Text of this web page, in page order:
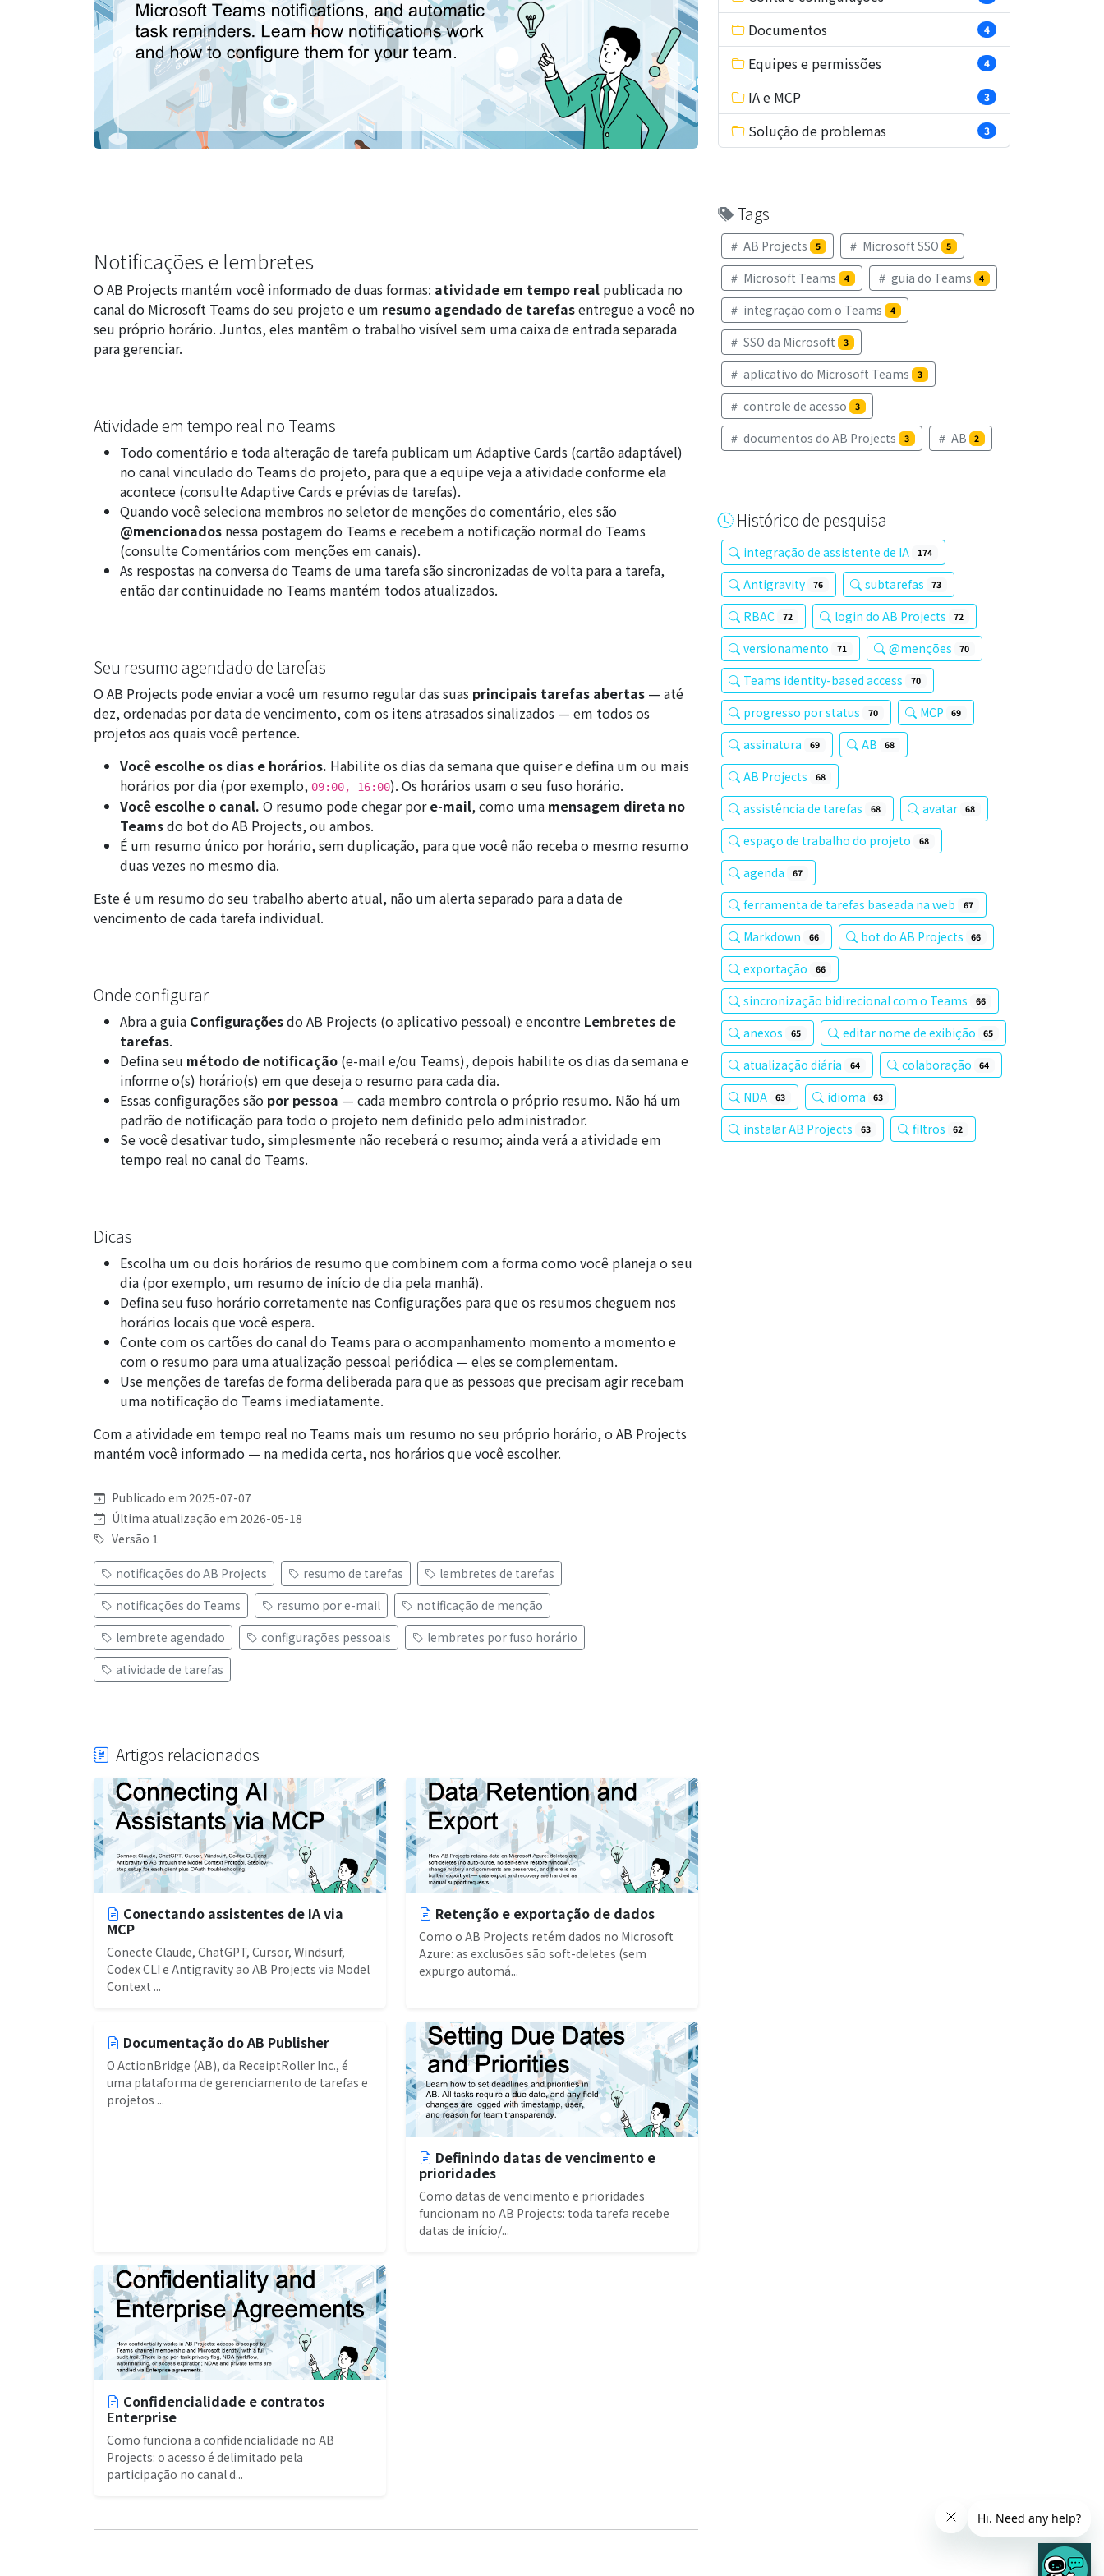
Notificações e lembretes
O AB Projects mantém você informado de duas formas: atividade em tempo real publicada no
canal do Microsoft Teams do seu projeto e um resumo agendado de tarefasentregue a você no
seu próprio horário. Juntos, eles mantêm o trabalho visível sem uma caixa de entrada separada
para gerenciar.
Atividade em tempo real no Teams
Todo comentário e toda alteração de tarefa publicam um Adaptive Cards (cartão adaptável)
no canal vinculado do Teams do projeto, para que a equipe veja a atividade conforme ela
acontece (consulteAdaptive Cards e prévias de tarefas).
Quando você seleciona membros no seletor de menções do comentário, eles são
@mencionados nessa postagem do Teams e recebem a notificação normal do Teams
(consulteComentários com menções em canais).
As respostas na conversa do Teams de uma tarefa são sincronizadas de volta para a tarefa,
então dar continuidade no Teams mantém todos atualizados.
Seu resumo agendado de tarefas
O AB Projects pode enviar a você um resumo regular das suas principais tarefas abertas — até
dez, ordenadas por data de vencimento, com os itens atrasados sinalizados — em todos os
projetos aos quais você pertence.
Você escolhe os dias e horários. Habilite os dias da semana que quiser e defina um ou mais
horários por dia (por exemplo, 09:00, 16:00). Os horários usam o seu fuso horário.
Você escolhe o canal. O resumo pode chegar pore-mail, como uma mensagem direta no
Teamsdo bot do AB Projects, ou ambos.
É um resumo único por horário, sem duplicação, para que você não receba o mesmo resumo
duas vezes no mesmo dia.
Este é um resumo do seu trabalho aberto atual, não um alerta separado para a data de
vencimento de cada tarefa individual.
Onde configurar
Abra a guia Configuraçõesdo AB Projects (o aplicativo pessoal) e encontre Lembretes de
tarefas.
Defina seu método de notificação (e-mail e/ou Teams), depois habilite os dias da semana e
informe o(s) horário(s) em que deseja o resumo para cada dia.
Essas configurações são por pessoa — cada membro controla o próprio resumo. Não há um
padrão de notificação para todo o projeto nem definido pelo administrador.
Se você desativar tudo, simplesmente não receberá o resumo; ainda verá a atividade em
tempo real no canal do Teams.
Dicas
Escolha um ou dois horários de resumo que combinem com a forma como você planeja o seu
dia (por exemplo, um resumo de início de dia pela manhã).
Defina seu fuso horário corretamente nas Configurações para que os resumos cheguem nos
horários locais que você espera.
Conte com os cartões do canal do Teams para o acompanhamento momento a momento e
com o resumo para uma atualização pessoal periódica — eles se complementam.
Use menções de tarefas de forma deliberada para que as pessoas que precisam agir recebam
uma notificação do Teams imediatamente.
Com a atividade em tempo real no Teams mais um resumo no seu próprio horário, o AB Projects
mantém você informado — na medida certa, nos horários que você escolher.
Publicado em 2025-07-07
Última atualização em 2026-05-18
Versão 1
notificações do AB Projects resumo de tarefas
lembretes de tarefas
notificações do Teams
resumo por e-mail
notificação de menção
lembrete agendado
configurações pessoais
lembretes por fuso horário
atividade de tarefas
Artigos relacionados
Conectando assistentes de IA via
MCP
Conecte Claude, ChatGPT, Cursor, Windsurf,
Codex CLI e Antigravity ao AB Projects via Model
Context ...
Retenção e exportação de dados
Como o AB Projects retém dados no Microsoft
Azure: as exclusões são soft-deletes (sem
expurgo automá...
Documentação do AB Publisher
O ActionBridge (AB), da ReceiptRoller Inc., é
uma plataforma de gerenciamento de tarefas e
projetos ...
Definindo datas de vencimento e
prioridades
Como datas de vencimento e prioridades
funcionam no AB Projects: toda tarefa recebe
datas de início/...
Confidencialidade e contratos
Enterprise
Como funciona a confidencialidade no AB
Projects: o acesso é delimitado pela
participação no canal d...
Documentos 4
Equipes e permissões 4
IA e MCP 3
Solução de problemas 3
Tags
AB Projects 5 Microsoft SSO 5
Microsoft Teams 4 guia do Teams 4
integração com o Teams 4
SSO da Microsoft 3
aplicativo do Microsoft Teams 3
controle de acesso 3
documentos do AB Projects 3 AB 2
Histórico de pesquisa
integração de assistente de IA 174
Antigravity 76 subtarefas 73
RBAC 72 login do AB Projects 72
versionamento 71 @menções 70
Teams identity-based access 70
progresso por status 70 MCP 69
assinatura 69 AB 68
AB Projects 68
assistência de tarefas 68 avatar 68
espaço de trabalho do projeto 68
agenda 67
ferramenta de tarefas baseada na web 67
Markdown 66 bot do AB Projects 66
exportação 66
sincronização bidirecional com o Teams 66
anexos 65 editar nome de exibição 65
atualização diária 64 colaboração 64
NDA 63 idioma 63
instalar AB Projects 63 filtros 62